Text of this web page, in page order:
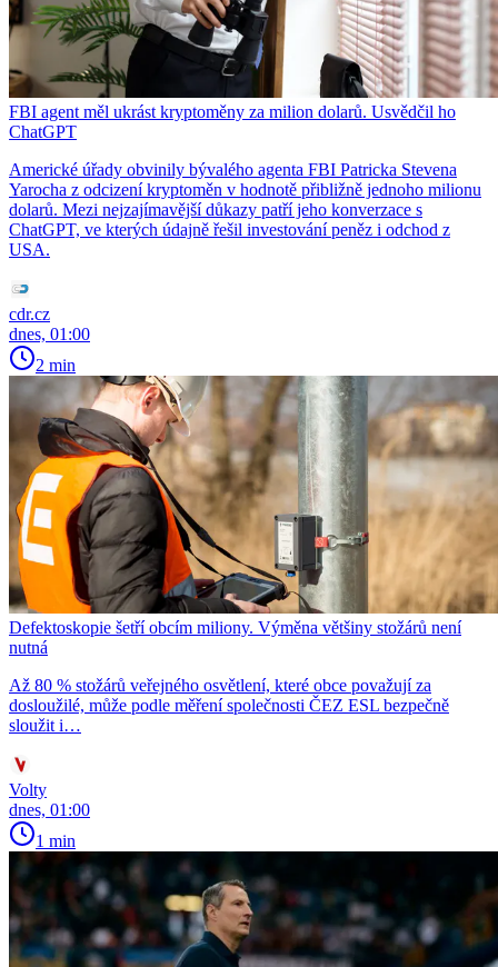
FBI agent měl ukrást kryptoměny za milion dolarů. Usvědčil ho
ChatGPT
Americké úřady obvinily bývalého agenta FBI Patricka Stevena
Yarocha z odcizení kryptoměn v hodnotě přibližně jednoho milionu
dolarů. Mezi nejzajímavější důkazy patří jeho konverzace s
ChatGPT, ve kterých údajně řešil investování peněz i odchod z
USA.
cdr.cz
dnes, 01:00
2 min
Defektoskopie šetří obcím miliony. Výměna většiny stožárů není
nutná
Až 80 % stožárů veřejného osvětlení, které obce považují za
dosloužilé, může podle měření společnosti ČEZ ESL bezpečně
sloužit i…
Volty
dnes, 01:00
1 min